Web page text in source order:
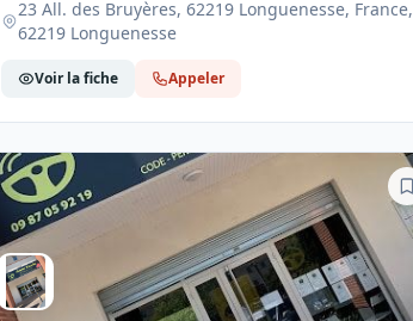
23 All. des Bruyères, 62219 Longuenesse, France,
62219 Longuenesse
Voir la fiche Appeler